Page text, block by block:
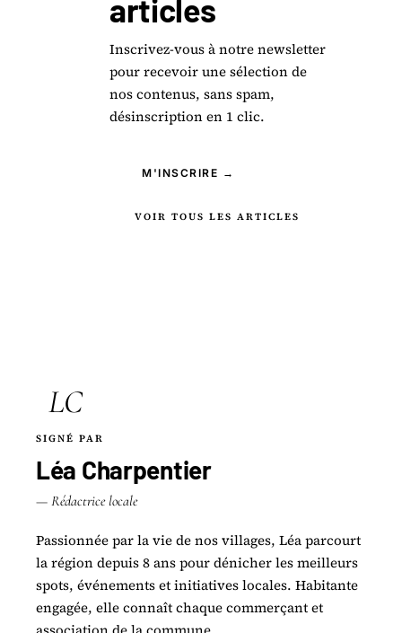
articles
Inscrivez-vous à notre newsletter
pour recevoir une sélection de
nos contenus, sans spam,
désinscription en 1 clic.
M'INSCRIRE →
VOIR TOUS LES ARTICLES
LC
SIGNÉ PAR
Léa Charpentier
— Rédactrice locale
Passionnée par la vie de nos villages, Léa parcourt
la région depuis 8 ans pour dénicher les meilleurs
spots, événements et initiatives locales. Habitante
engagée, elle connaît chaque commerçant et